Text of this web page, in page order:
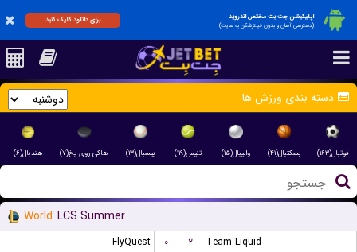
اپلیکیشن جت بت مختص اندروید
(دسترسی آسان و بدون فیلترشکن به سایت)
برای دانلود کلیک کنید
دسته بندی ورزش ها
فوتبال(۱۶۳) بسکتبال(۴۱) والیبال(۱۵) تنیس(۱۱۹) بیسبال(۱۳) هاکی روی یخ(۷) هندبال(۶)
World LCS Summer
FlyQuest ۰ ۲ Team Liquid